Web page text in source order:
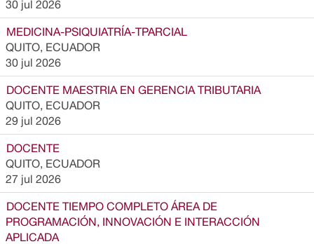
30 jul 2026
MEDICINA-PSIQUIATRÍA-TPARCIAL
QUITO, ECUADOR
30 jul 2026
DOCENTE MAESTRIA EN GERENCIA TRIBUTARIA
QUITO, ECUADOR
29 jul 2026
DOCENTE
QUITO, ECUADOR
27 jul 2026
DOCENTE TIEMPO COMPLETO ÁREA DE
PROGRAMACIÓN, INNOVACIÓN E INTERACCIÓN
APLICADA